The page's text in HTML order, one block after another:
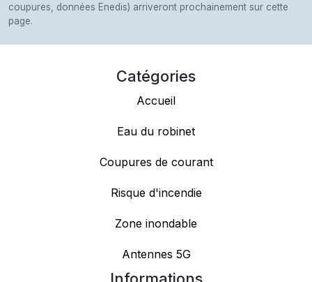
coupures, données Enedis) arriveront prochainement sur cette
page.
Catégories
Accueil
Eau du robinet
Coupures de courant
Risque d'incendie
Zone inondable
Antennes 5G